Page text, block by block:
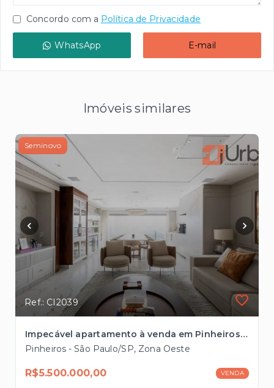
Concordo com a Política de Privacidade
WhatsApp E-mail
Imóveis similares
Seminovo
Ref.: CI2039
Impecável apartamento à venda em Pinheiros com 160m², 3 suítes à 300mts da Estação Sumaré
Pinheiros - São Paulo/SP, Zona Oeste
R$5.500.000,00 VENDA